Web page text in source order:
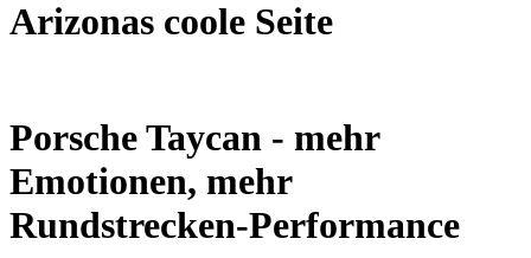
Arizonas coole Seite
Porsche Taycan - mehr
Emotionen, mehr
Rundstrecken-Performance